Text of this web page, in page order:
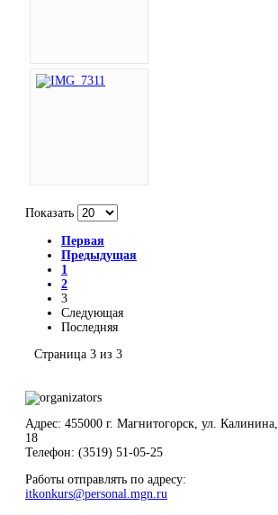
Показать
Первая
Предыдущая
1
2
3
Следующая
Последняя
Страница 3 из 3
Адрес: 455000 г. Магнитогорск, ул. Калинина,
18
Телефон: (3519) 51-05-25
Работы отправлять по адресу:
itkonkurs@personal.mgn.ru